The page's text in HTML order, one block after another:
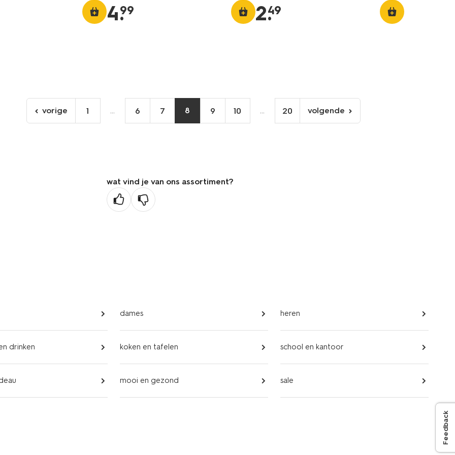
4.
99 2.
49
ga
naar
vorige 1 ... 6 7 8 9 10 ... 20
volgende
pagina
volgende
wat vind je van ons assortiment?
Feedback
dames heren
drinken koken en tafelen school en kantoor
mooi en gezond sale